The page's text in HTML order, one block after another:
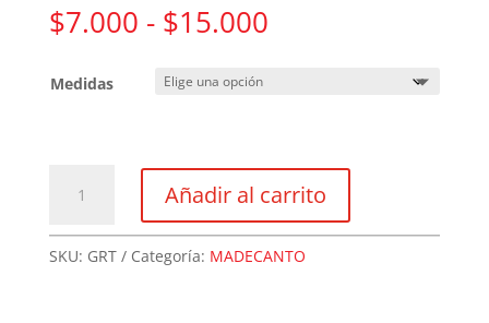
$7.000 - $15.000Rango
$15.000
Medidas
UND
Añadir al carrito
SKU: GRT Categoría: MADECANTO